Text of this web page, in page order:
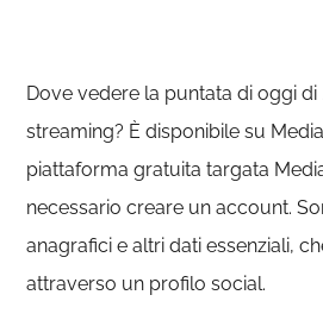
Dove vedere la puntata di oggi di
streaming? È disponibile su
piattaforma gratuita targata
necessario creare un account.
anagrafici e altri dati essenziali,
attraverso un profilo social.